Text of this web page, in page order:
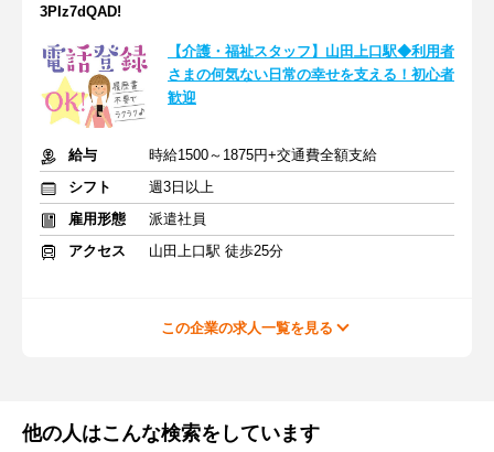
3PIz7dQAD!
【介護・福祉スタッフ】山田上口駅◆利用者
さまの何気ない日常の幸せを支える！初心者
歓迎
給与
時給1500～1875円+交通費全額支給
シフト
週3日以上
雇用形態
派遣社員
アクセス
山田上口駅 徒歩25分
この企業の求人一覧を見る
他の人はこんな検索をしています